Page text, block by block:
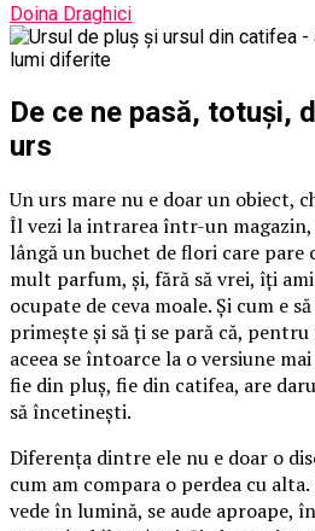
Doina Draghici
De ce ne pasă, totuși,
urs
Un urs mare nu e doar un obiect,
Îl vezi la intrarea într-un
lângă un buchet de flori care pare
mult parfum, și, fără să vrei, îți
ocupate de ceva moale. Și cum e
primește și să ți se pară că, pentru
aceea se întoarce la o versiune
fie din pluș, fie din catifea, are
să încetinești.
Diferența dintre ele nu e doar o
cum am compara o perdea cu
vede în lumină, se aude aproape,